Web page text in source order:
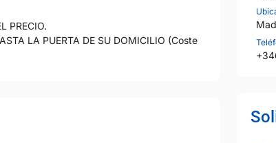
PRECIO.
LA PUERTA DE SU DOMICILIO (Coste